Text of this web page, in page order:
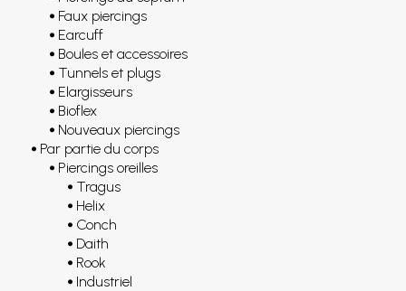
Faux piercings
Earcuff
Boules et accessoires
Tunnels et plugs
Elargisseurs
Bioflex
Nouveaux piercings
Par partie du corps
Piercings oreilles
Tragus
Helix
Conch
Daith
Rook
Industriel